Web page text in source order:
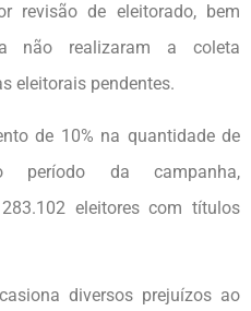
revisão de eleitorado, bem
não realizaram a coleta
eleitorais pendentes.
de 10% na quantidade de
período da campanha,
eleitores com títulos
diversos prejuízos ao